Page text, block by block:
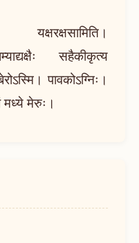
यक्षरक्षसामिति।
सहैकीकृत्य
पावकोऽग्निः।
मध्ये मेरुः।